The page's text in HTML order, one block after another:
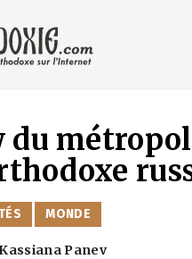
MONDE
Kassiana Panev